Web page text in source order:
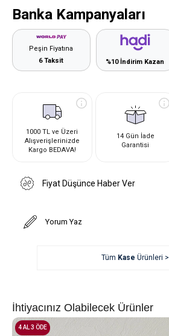
Banka Kampanyaları
Peşin Fiyatına
6 Taksit
%10 İndirim Kazan
1000 TL ve Üzeri
Alışverişlerinizde
Kargo BEDAVA!
14 Gün İade
Garantisi
Fiyat Düşünce Haber Ver
Yorum Yaz
Tüm Kase Ürünleri >
İhtiyacınız Olabilecek Ürünler
4 AL 3 ÖDE